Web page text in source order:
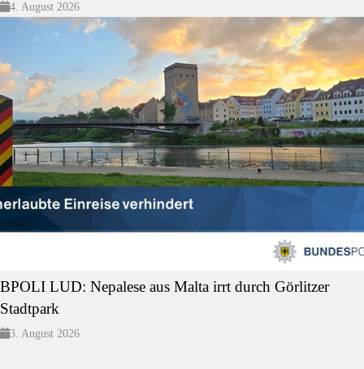
4. August 2026
BPOLI LUD: Nepalese aus Malta irrt durch Görlitzer
Stadtpark
3. August 2026